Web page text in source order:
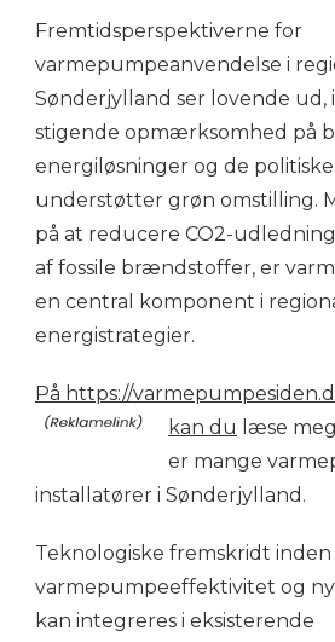
Fremtidsperspektiverne for
varmepumpeanvendelse i
Sønderjylland ser lovende ud,
stigende opmærksomhed på
energiløsninger og de
understøtter grøn omstilling.
på at reducere CO2-
af fossile brændstoffer, er
en central komponent i
energistrategier.
På https://
kan du læse
er mange
installatører i Sønderjylland.
Teknologiske fremskridt
varmepumpeeffektivitet og
kan integreres i eksisterende